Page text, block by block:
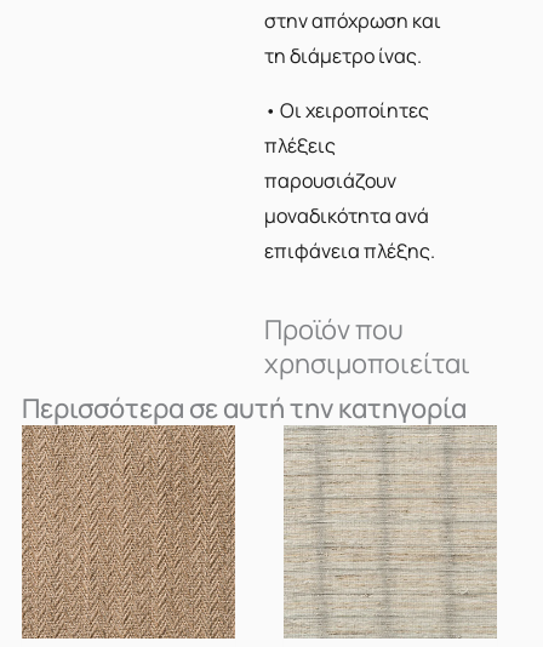
στην απόχρωση και
τη διάμετρο ίνας.
• Οι χειροποίητες
πλέξεις
παρουσιάζουν
μοναδικότητα ανά
επιφάνεια πλέξης.
Προϊόν που
χρησιμοποιείται
Περισσότερα σε αυτή την κατηγορία